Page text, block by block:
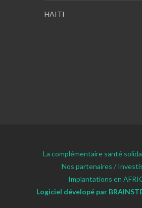
HAITI
La complémentaire santé
Nos partenaires /
Implantations en
Logiciel dévelopé par